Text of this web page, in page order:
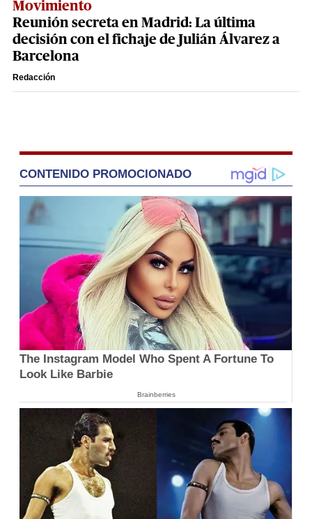
Movimiento
Reunión secreta en Madrid: La última
decisión con el fichaje de Julián Álvarez a
Barcelona
Redacción
CONTENIDO PROMOCIONADO
The Instagram Model Who Spent A Fortune To
Look Like Barbie
Brainberries